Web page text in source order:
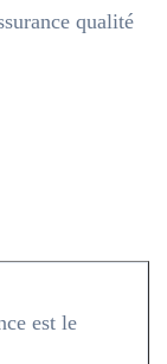
qualité
est le